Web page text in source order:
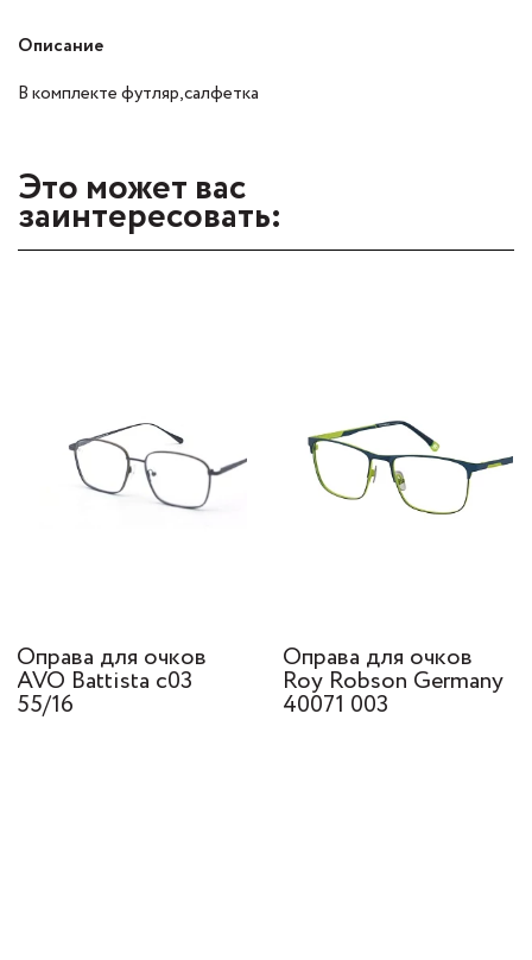
Описание
В комплекте футляр,салфетка
Это может вас
заинтересовать:
Оправа для очков
AVO Battista c03
55/16
Оправа для очков
Roy Robson Germany
40071 003